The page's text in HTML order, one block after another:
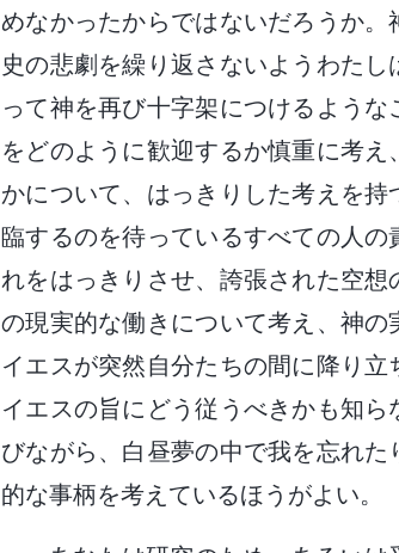
めなかったからではないだろうか
史の悲劇を繰り返さないようわた
って神を再び十字架につけるよう
をどのように歓迎するか慎重に考
かについて、はっきりした考えを
臨するのを待っているすべての人
れをはっきりさせ、誇張された空
の現実的な働きについて考え、神
イエスが突然自分たちの間に降り立
イエスの旨にどう従うべきかも知
びながら、白昼夢の中で我を忘れ
的な事柄を考えているほうがよい。